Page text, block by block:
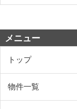
メニュー
トップ
物件一覧